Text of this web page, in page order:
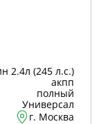
2.4л (245 л.с.)
акпп
полный
Универсал
г. Москва